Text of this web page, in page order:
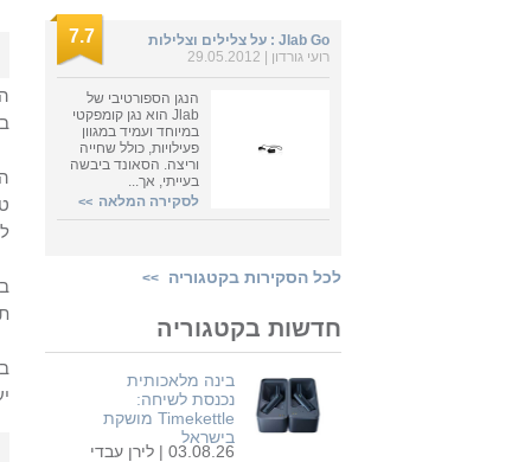
Jlab Go : על צלילים וצלילות
רועי גורדון | 29.05.2012
7.7
הנגן הספורטיבי של
Jlab הוא נגן קומפקטי
במיוחד ועמיד במגוון
פעילויות, כולל שחייה
וריצה. הסאונד ביבשה
בעייתי, אך...
לסקירה המלאה >>
לכל הסקירות בקטגוריה >>
חדשות בקטגוריה
בינה מלאכותית
נכנסת לשיחה:
Timekettle מושקת
בישראל
03.08.26 | לירן עבדי